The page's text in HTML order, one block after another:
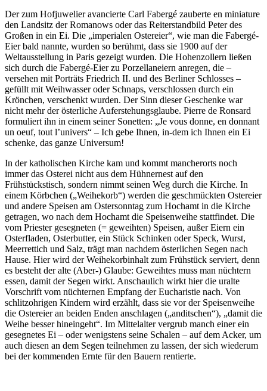
Der zum Hofjuwelier avancierte Carl Fabergé zauberte en miniature
den Landsitz der Romanows oder das Reiterstandbild Peter des
Großen in ein Ei. Die „imperialen Ostereier“, wie man die Fabergé-
Eier bald nannte, wurden so berühmt, dass sie 1900 auf der
Weltausstellung in Paris gezeigt wurden. Die Hohenzollern ließen
sich durch die Fabergé-Eier zu Porzellaneiern anregen, die –
versehen mit Porträts Friedrich II. und des Berliner Schlosses –
gefüllt mit Weihwasser oder Schnaps, verschlossen durch ein
Krönchen, verschenkt wurden. Der Sinn dieser Geschenke war
nicht mehr der österliche Auferstehungsglaube. Pierre de Ronsard
formuliert ihn in einem seiner Sonetten: „Je vous donne, en donnant
un oeuf, tout l’univers“ – Ich gebe Ihnen, in-dem ich Ihnen ein Ei
schenke, das ganze Universum!
In der katholischen Kirche kam und kommt mancherorts noch
immer das Osterei nicht aus dem Hühnernest auf den
Frühstückstisch, sondern nimmt seinen Weg durch die Kirche. In
einem Körbchen („Weihekorb“) werden die geschmückten Ostereier
und andere Speisen am Ostersonntag zum Hochamt in die Kirche
getragen, wo nach dem Hochamt die Speisenweihe stattfindet. Die
vom Priester gesegneten (= geweihten) Speisen, außer Eiern ein
Osterfladen, Osterbutter, ein Stück Schinken oder Speck, Wurst,
Meerrettich und Salz, trägt man nachdem österlichen Segen nach
Hause. Hier wird der Weihekorbinhalt zum Frühstück serviert, denn
es besteht der alte (Aber-) Glaube: Geweihtes muss man nüchtern
essen, damit der Segen wirkt. Anschaulich wirkt hier die uralte
Vorschrift vom nüchternen Empfang der Eucharistie nach. Von
schlitzohrigen Kindern wird erzählt, dass sie vor der Speisenweihe
die Ostereier an beiden Enden anschlagen („anditschen“), „damit die
Weihe besser hineingeht“. Im Mittelalter vergrub manch einer ein
gesegnetes Ei – oder wenigstens seine Schalen – auf dem Acker, um
auch diesen an dem Segen teilnehmen zu lassen, der sich wiederum
bei der kommenden Ernte für den Bauern rentierte.